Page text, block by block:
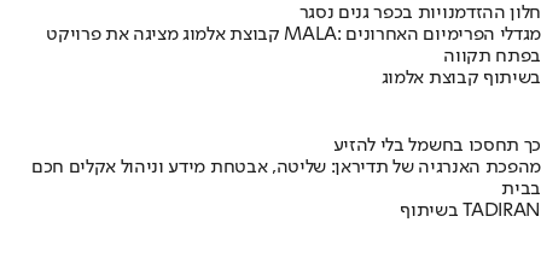
חלון ההזדמנויות בכפר גנים נסגר
קבוצת אלמוג מציגה את פרויקט MALA: מגדלי הפרימיום האחרונים
בפתח תקווה
בשיתוף קבוצת אלמוג
כך תחסכו בחשמל בלי להזיע
מהפכת האנרגיה של תדיראן: שליטה, אבטחת מידע וניהול אקלים חכם
בבית
בשיתוף TADIRAN